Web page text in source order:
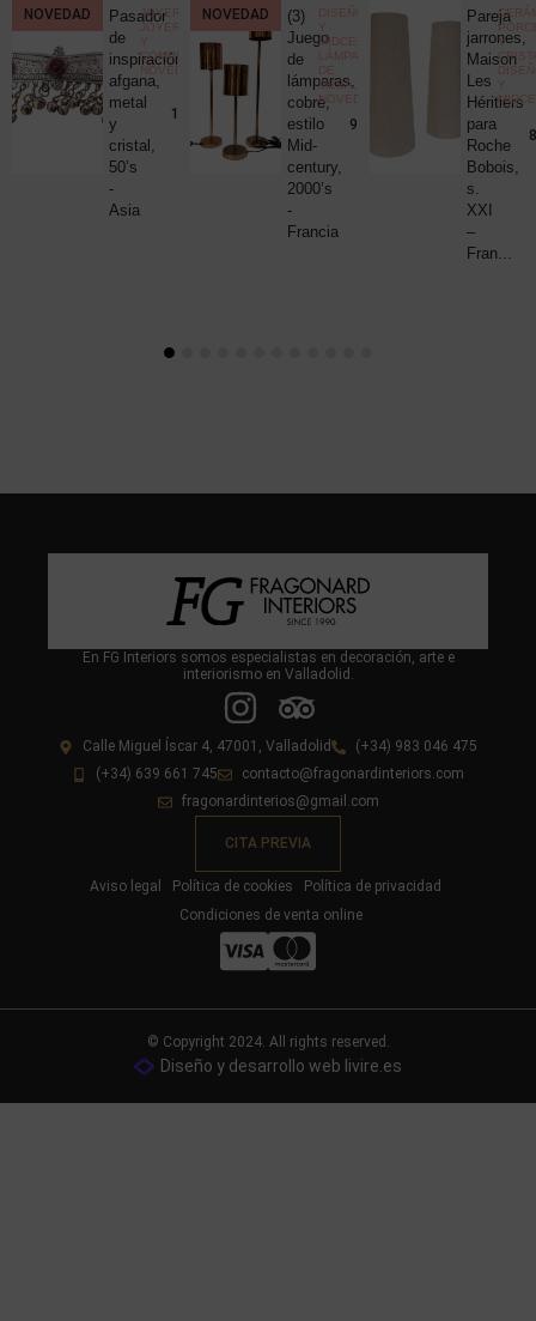
,
€
NOVEDAD
Pasador
de
inspiración
afgana,
metal
y
cristal,
50’s
-
Asia
JOYERÍA
JOYERÍA
Y
COMPLEMENTOS
NOVEDADES
190,00
NOVEDAD
(3)
Juego
de
lámparas,
cobre,
estilo
Mid-
century,
2000’s
-
Francia
DISEÑO
Y
MIDCENTURY
LÁMPARAS
MESA,
NOVEDADES
980,00
Pareja
jarrones,
Maison
Les
Héritiers
para
Roche
Bobois,
s.
XXI
–
Fran...
Y
Y
En FG Interiors somos especialistas en decoración, arte e
interiorismo en Valladolid.
Calle Miguel Íscar 4, 47001, Valladolid
(+34) 983 046 475
(+34) 639 661 745
contacto@fragonardinteriors.com
fragonardinterios@gmail.com
CITA PREVIA
Aviso legal Política de cookies
Política de privacidad
Condiciones de venta online
© Copyright 2024. All rights reserved.
Diseño y desarrollo web livire.es